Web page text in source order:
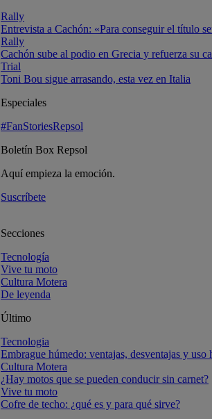
Rally
Entrevista a Cachón: «Para conseguir el título
Rally
Cachón sube al podio en Grecia y refuerza su
Trial
Toni Bou sigue arrasando, esta vez en Italia
Especiales
#FanStoriesRepsol
Boletín Box Repsol
Aquí empieza la emoción.
Suscríbete
Secciones
Tecnología
Vive tu moto
Cultura Motera
De leyenda
Último
Tecnologia
Embrague húmedo: ventajas, desventajas y uso
Cultura Motera
¿Hay motos que se pueden conducir sin carnet?
Vive tu moto
Cofre de techo: ¿qué es y para qué sirve?